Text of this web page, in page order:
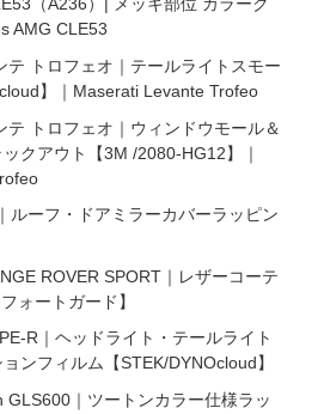
（A236）| メッキ部位 カラーク
AMG CLE53
テ トロフェオ｜テールライトスモー
】｜Maserati Levante Trofeo
テ トロフェオ｜ウィンドウモール＆
クアウト【3M /2080-HG12】｜
ルーフ・ドアミラーカバーラッピン
ROVER SPORT｜レザーコーテ
ォートガード】
R｜ヘッドライト・テールライト
ンフィルム【STEK/DYNOcloud】
｜ツートンカラー仕様ラッ